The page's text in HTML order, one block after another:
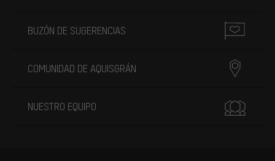
BUZÓN DE SUGERENCIAS
COMUNIDAD DE AQUISGRÁN
NUESTRO EQUIPO